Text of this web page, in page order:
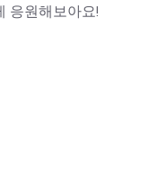
응원해보아요!